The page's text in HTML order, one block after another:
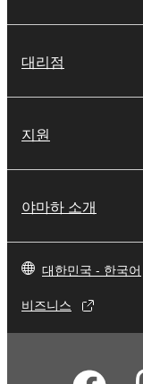
대리점
지원
야마하 소개
대한민국 - 한국어
비즈니스